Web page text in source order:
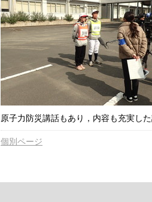
原子力防災講話もあり，内容も充実し
個別ページ